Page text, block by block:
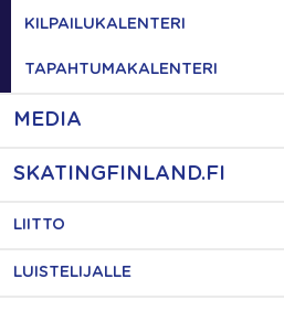
KILPAILUKALENTERI
TAPAHTUMAKALENTERI
MEDIA
SKATINGFINLAND.FI
LIITTO
LUISTELIJALLE